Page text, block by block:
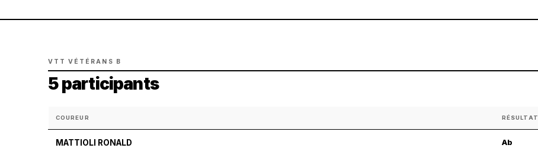
VTT VÉTÉRANS B
5 participants
COUREUR RÉSULTAT
MATTIOLI RONALD Ab